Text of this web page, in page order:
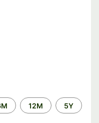
12M 5Y